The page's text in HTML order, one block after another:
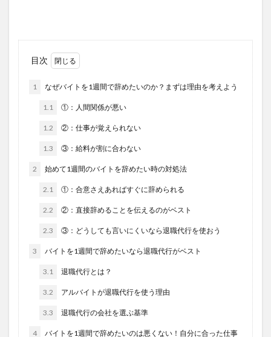
目次
1 なぜバイトを1週間で辞めたいのか？まずは理由を考えよう
1.1 ①：人間関係が悪い
1.2 ②：仕事が覚えられない
1.3 ③：給料が割に合わない
2 始めて1週間のバイトを辞めたい時の対処法
2.1 ①：合意さえあればすぐに辞められる
2.2 ②：直接辞めることを伝えるのがベスト
2.3 ③：どうしても言いにくいなら退職代行を使おう
3 バイトを1週間で辞めたいなら退職代行がベスト
3.1 退職代行とは？
3.2 アルバイトが退職代行を使う理由
3.3 退職代行の会社を選ぶ基準
4
バイトを1週間で辞めたいのは悪くない！自分に合った仕事